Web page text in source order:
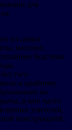
для
из самых
насилие,
бедствия
того
к крайнему
во
в них часто
учителей,
конструкцией.